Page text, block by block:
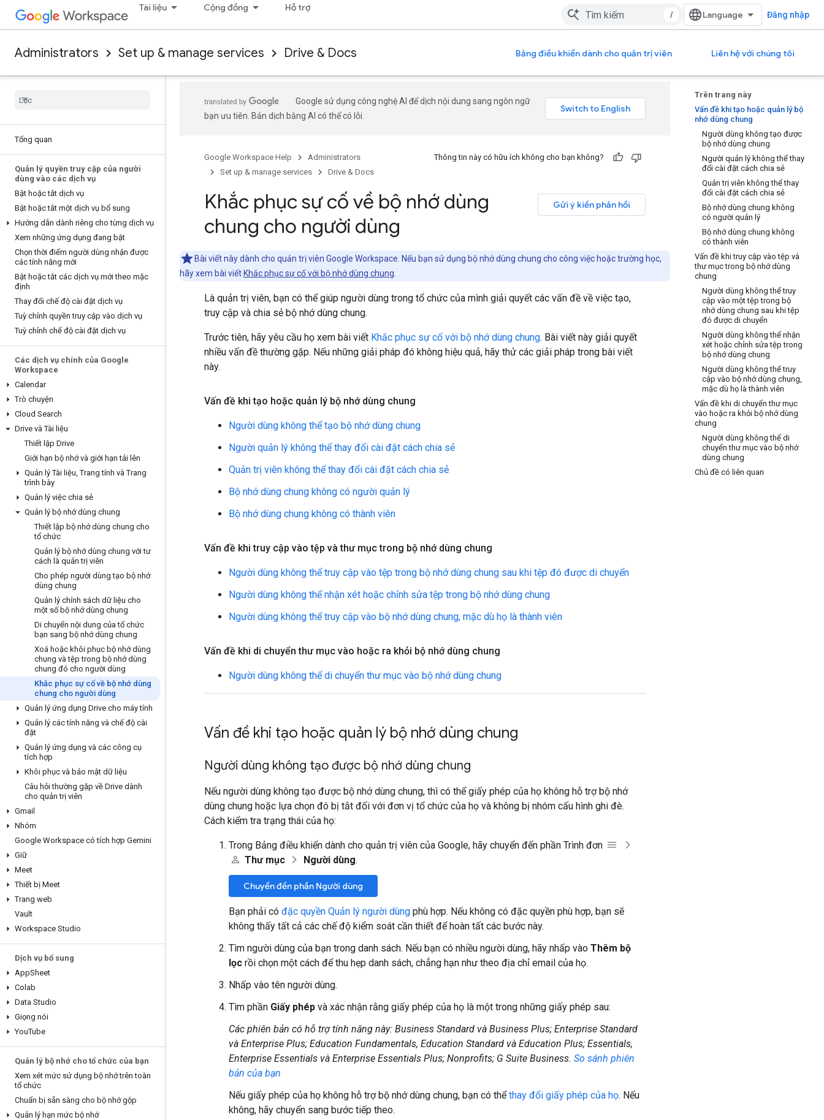
Tài liệu Cộng đồng Hỗ trợ
/ Đăng nhập
Administrators Set up & manage services Drive & Docs Bảng điều khiển dành cho quản trị viên Liên hệ với chúng tôi
Tổng quan
Quản lý quyền truy cập của người
dùng vào các dịch vụ
Bật hoặc tắt dịch vụ
Bật hoặc tắt một dịch vụ bổ sung
Hướng dẫn dành riêng cho từng dịch vụ
Xem những ứng dụng đang bật
Chọn thời điểm người dùng nhận được
các tính năng mới
Bật hoặc tắt các dịch vụ mới theo mặc
định
Thay đổi chế độ cài đặt dịch vụ
Tuỳ chỉnh quyền truy cập vào dịch vụ
Tuỳ chỉnh chế độ cài đặt dịch vụ
Các dịch vụ chính của Google
Workspace
Calendar
Trò chuyện
Cloud Search
Drive và Tài liệu
Thiết lập Drive
Giới hạn bộ nhớ và giới hạn tải lên
Quản lý Tài liệu, Trang tính và Trang
trình bày
Quản lý việc chia sẻ
Quản lý bộ nhớ dùng chung
Thiết lập bộ nhớ dùng chung cho
tổ chức
Quản lý bộ nhớ dùng chung với tư
cách là quản trị viên
Cho phép người dùng tạo bộ nhớ
dùng chung
Quản lý chính sách dữ liệu cho
một số bộ nhớ dùng chung
Di chuyển nội dung của tổ chức
bạn sang bộ nhớ dùng chung
Xoá hoặc khôi phục bộ nhớ dùng
chung và tệp trong bộ nhớ dùng
chung đó cho người dùng
Khắc phục sự cố về bộ nhớ dùng
chung cho người dùng
Quản lý ứng dụng Drive cho máy tính
Quản lý các tính năng và chế độ cài
đặt
Quản lý ứng dụng và các công cụ
tích hợp
Khôi phục và bảo mật dữ liệu
Câu hỏi thường gặp về Drive dành
cho quản trị viên
Gmail
Nhóm
Google Workspace có tích hợp Gemini
Giữ
Meet
Thiết bị Meet
Trang web
Vault
Workspace Studio
Dịch vụ bổ sung
AppSheet
Colab
Data Studio
Giọng nói
YouTube
Quản lý bộ nhớ cho tổ chức của bạn
Xem xét mức sử dụng bộ nhớ trên toàn
tổ chức
Chuẩn bị sẵn sàng cho bộ nhớ gộp
Quản lý hạn mức bộ nhớ
Trên trang này
Vấn đề khi tạo hoặc quản lý bộ
nhớ dùng chung
Người dùng không tạo được
bộ nhớ dùng chung
Người quản lý không thể thay
đổi cài đặt cách chia sẻ
Quản trị viên không thể thay
đổi cài đặt cách chia sẻ
Bộ nhớ dùng chung không
có người quản lý
Bộ nhớ dùng chung không
có thành viên
Vấn đề khi truy cập vào tệp và
thư mục trong bộ nhớ dùng
chung
Người dùng không thể truy
cập vào một tệp trong bộ
nhớ dùng chung sau khi tệp
đó được di chuyển
Người dùng không thể nhận
xét hoặc chỉnh sửa tệp trong
bộ nhớ dùng chung
Người dùng không thể truy
cập vào bộ nhớ dùng chung,
mặc dù họ là thành viên
Vấn đề khi di chuyển thư mục
vào hoặc ra khỏi bộ nhớ dùng
chung
Người dùng không thể di
chuyển thư mục vào bộ nhớ
dùng chung
Chủ đề có liên quan
Google sử dụng công nghệ AI để dịch nội dung sang ngôn ngữ
bạn ưu tiên. Bản dịch bằng AI có thể có lỗi.
Google Workspace Help
Administrators
Set up & manage services
Drive & Docs
Thông tin này có hữu ích không cho bạn không?
Gửi ý kiến phản hồi
Khắc phục sự cố về bộ nhớ dùng
chung cho người dùng
Bài viết này dành cho quản trị viên Google Workspace. Nếu bạn sử dụng bộ nhớ dùng chung cho công việc hoặc trường học,
hãy xem bài viết Khắc phục sự cố với bộ nhớ dùng chung
Là quản trị viên, bạn có thể giúp người dùng trong tổ chức của mình giải quyết các vấn đề về việc tạo,
truy cập và chia sẻ bộ nhớ dùng chung.
Trước tiên, hãy yêu cầu họ xem bài viết Khắc phục sự cố với bộ nhớ dùng chung. Bài viết này giải quyết
nhiều vấn đề thường gặp. Nếu những giải pháp đó không hiệu quả, hãy thử các giải pháp trong bài viết
này.
Vấn đề khi tạo hoặc quản lý bộ nhớ dùng chung
Người dùng không thể tạo bộ nhớ dùng chung
Người quản lý không thể thay đổi cài đặt cách chia sẻ
Quản trị viên không thể thay đổi cài đặt cách chia sẻ
Bộ nhớ dùng chung không có người quản lý
Bộ nhớ dùng chung không có thành viên
Vấn đề khi truy cập vào tệp và thư mục trong bộ nhớ dùng chung
Người dùng không thể truy cập vào tệp trong bộ nhớ dùng chung sau khi tệp đó được di chuyển
Người dùng không thể nhận xét hoặc chỉnh sửa tệp trong bộ nhớ dùng chung
Người dùng không thể truy cập vào bộ nhớ dùng chung, mặc dù họ là thành viên
Vấn đề khi di chuyển thư mục vào hoặc ra khỏi bộ nhớ dùng chung
Người dùng không thể di chuyển thư mục vào bộ nhớ dùng chung
Vấn đề khi tạo hoặc quản lý bộ nhớ dùng chung
Người dùng không tạo được bộ nhớ dùng chung
Nếu người dùng không tạo được bộ nhớ dùng chung, thì có thể giấy phép của họ không hỗ trợ bộ nhớ
dùng chung hoặc lựa chọn đó bị tắt đối với đơn vị tổ chức của họ và không bị nhóm cấu hình ghi đè.
Cách kiểm tra trạng thái của họ:
Trong Bảng điều khiển dành cho quản trị viên của Google, hãy chuyển đến phần Trình đơn
Thư mục
Người dùng.
Chuyển đến phần Người dùng
Bạn phải có đặc quyền Quản lý người dùng phù hợp. Nếu không có đặc quyền phù hợp, bạn sẽ
không thấy tất cả các chế độ kiểm soát cần thiết để hoàn tất các bước này.
Tìm người dùng của bạn trong danh sách. Nếu bạn có nhiều người dùng, hãy nhấp vào Thêm bộ
lọc rồi chọn một cách để thu hẹp danh sách, chẳng hạn như theo địa chỉ email của họ.
Nhấp vào tên người dùng.
Tìm phần Giấy phép và xác nhận rằng giấy phép của họ là một trong những giấy phép sau:
Các phiên bản có hỗ trợ tính năng này: Business Standard và Business Plus; Enterprise Standard
và Enterprise Plus; Education Fundamentals, Education Standard và Education Plus; Essentials,
Enterprise Essentials và Enterprise Essentials Plus; Nonprofits; G Suite Business. So sánh phiên
bản của bạn
Nếu giấy phép của họ không hỗ trợ bộ nhớ dùng chung, bạn có thểthay đổi giấy phép của họ. Nếu
không, hãy chuyển sang bước tiếp theo.